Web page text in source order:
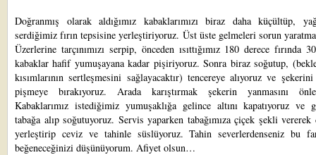
Doğranmış olarak aldığımız kabaklarımızı biraz daha küçültüp,
serdiğimiz fırın tepsisine yerleştiriyoruz. Üst üste gelmeleri sorun
Üzerlerine tarçınımızı serpip, önceden ısıttığımız 180 derece fırında
kabaklar hafif yumuşayana kadar pişiriyoruz. Sonra biraz soğutup,
kısımlarının sertleşmesini sağlayacaktır) tencereye alıyoruz ve
pişmeye bırakıyoruz. Arada karıştırmak şekerin yanmasını
Kabaklarımız istediğimiz yumuşaklığa gelince altını kapatıyoruz ve
tabağa alıp soğutuyoruz. Servis yaparken tabağımıza çiçek şekli
yerleştirip ceviz ve tahinle süslüyoruz. Tahin severlerdenseniz bu
beğeneceğinizi düşünüyorum. Afiyet olsun…